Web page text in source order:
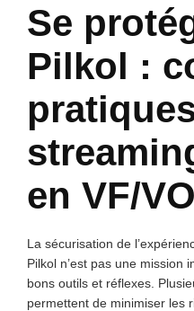
Se
Pilkol :
en VF/
La sécurisation de
Pilkol n’est pas une mission
bons outils et réflexes.
permettent de minimiser les